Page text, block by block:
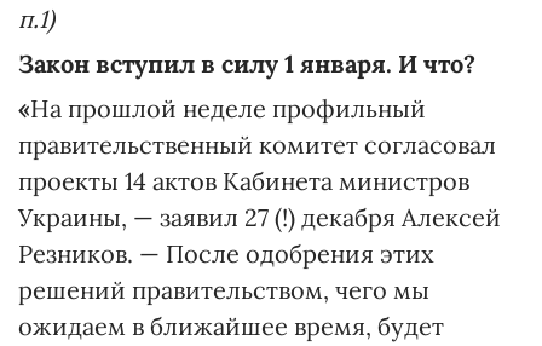
п.1)
Закон вступил в силу 1 января. И что?
«На прошлой неделе профильный
правительственный комитет согласовал
проекты 14 актов Кабинета министров
Украины, — заявил 27 (!) декабря Алексей
Резников. — После одобрения этих
решений правительством, чего мы
ожидаем в ближайшее время, будет